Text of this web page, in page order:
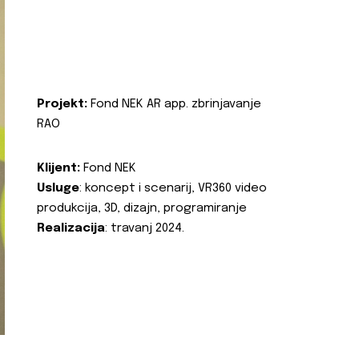
Projekt: Fond NEK AR app. zbrinjavanje
RAO
Klijent: Fond NEK
Usluge: koncept i scenarij, VR360 video
produkcija, 3D, dizajn, programiranje
Realizacija: travanj 2024.